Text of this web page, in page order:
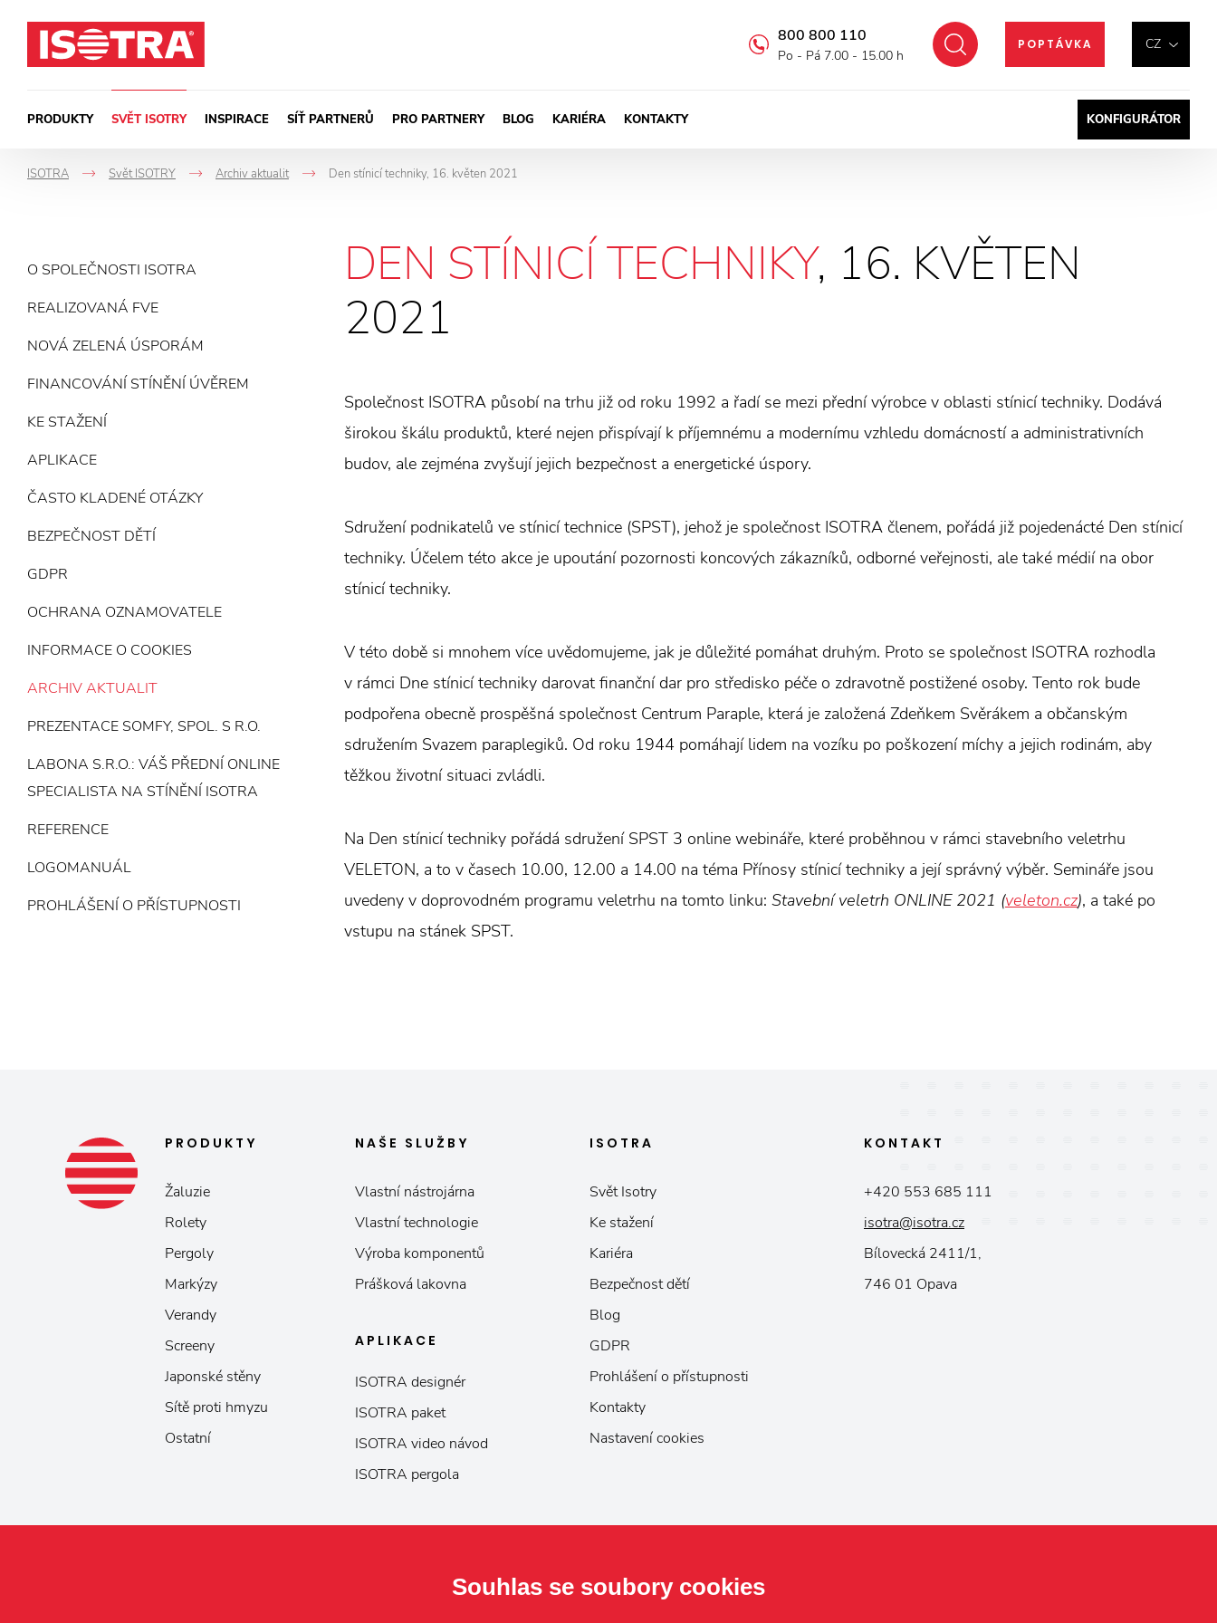
CZ
POPTÁVKA
Hledat
800 800 110
Po - Pá 7.00 - 15.00 h
PRODUKTY SVĚT ISOTRY INSPIRACE SÍŤ PARTNERŮ PRO PARTNERY BLOG KARIÉRA KONTAKTY KONFIGURÁTOR
ISOTRA
->
Svět ISOTRY
->
Archiv aktualit Den stínicí techniky, 16. květen 2021
O SPOLEČNOSTI ISOTRA
REALIZOVANÁ FVE
NOVÁ ZELENÁ ÚSPORÁM
FINANCOVÁNÍ STÍNĚNÍ ÚVĚREM
KE STAŽENÍ
APLIKACE
ČASTO KLADENÉ OTÁZKY
BEZPEČNOST DĚTÍ
GDPR
OCHRANA OZNAMOVATELE
INFORMACE O COOKIES
ARCHIV AKTUALIT
PREZENTACE SOMFY, SPOL. S R.O.
LABONA S.R.O.: VÁŠ PŘEDNÍ ONLINE
SPECIALISTA NA STÍNĚNÍ ISOTRA
REFERENCE
LOGOMANUÁL
PROHLÁŠENÍ O PŘÍSTUPNOSTI
DEN STÍNICÍ TECHNIKY, 16. KVĚTEN
2021
Společnost ISOTRA působí na trhu již od roku 1992 a řadí se mezi přední výrobce v oblasti stínicí techniky. Dodává
širokou škálu produktů, které nejen přispívají k příjemnému a modernímu vzhledu domácností a administrativních
budov, ale zejména zvyšují jejich bezpečnost a energetické úspory.
Sdružení podnikatelů ve stínicí technice (SPST), jehož je společnost ISOTRA členem, pořádá již pojedenácté Den stínicí
techniky. Účelem této akce je upoutání pozornosti koncových zákazníků, odborné veřejnosti, ale také médií na obor
stínicí techniky.
V této době si mnohem více uvědomujeme, jak je důležité pomáhat druhým. Proto se společnost ISOTRA rozhodla
v rámci Dne stínicí techniky darovat finanční dar pro středisko péče o zdravotně postižené osoby. Tento rok bude
podpořena obecně prospěšná společnost Centrum Paraple, která je založená Zdeňkem Svěrákem a občanským
sdružením Svazem paraplegiků. Od roku 1944 pomáhají lidem na vozíku po poškození míchy a jejich rodinám, aby
těžkou životní situaci zvládli.
Na Den stínicí techniky pořádá sdružení SPST 3 online webináře, které proběhnou v rámci stavebního veletrhu
VELETON, a to v časech 10.00, 12.00 a 14.00 na téma Přínosy stínicí techniky a její správný výběr. Semináře jsou
uvedeny v doprovodném programu veletrhu na tomto linku: Stavební veletrh ONLINE 2021 (veleton.cz), a také po
vstupu na stánek SPST.
PRODUKTY
Žaluzie
Rolety
Pergoly
Markýzy
Verandy
Screeny
Japonské stěny
Sítě proti hmyzu
Ostatní
NAŠE SLUŽBY
Vlastní nástrojárna
Vlastní technologie
Výroba komponentů
Prášková lakovna
APLIKACE
ISOTRA designér
ISOTRA paket
ISOTRA video návod
ISOTRA pergola
ISOTRA
Svět Isotry
Ke stažení
Kariéra
Bezpečnost dětí
Blog
GDPR
Prohlášení o přístupnosti
Kontakty
Nastavení cookies
KONTAKT
+420 553 685 111
isotra@isotra.cz
Bílovecká 2411/1,
746 01 Opava
Souhlas se soubory cookies